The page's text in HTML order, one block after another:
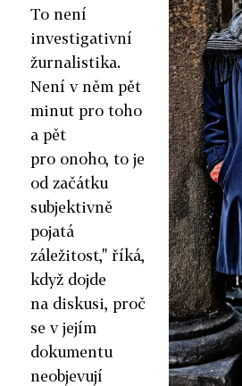
To není
investigativní
žurnalistika.
Není v něm pět
minut pro toho
a pět
pro onoho, to je
od začátku
subjektivně
pojatá
záležitost," říká,
když dojde
na diskusi, proč
se v jejím
dokumentu
neobjevují